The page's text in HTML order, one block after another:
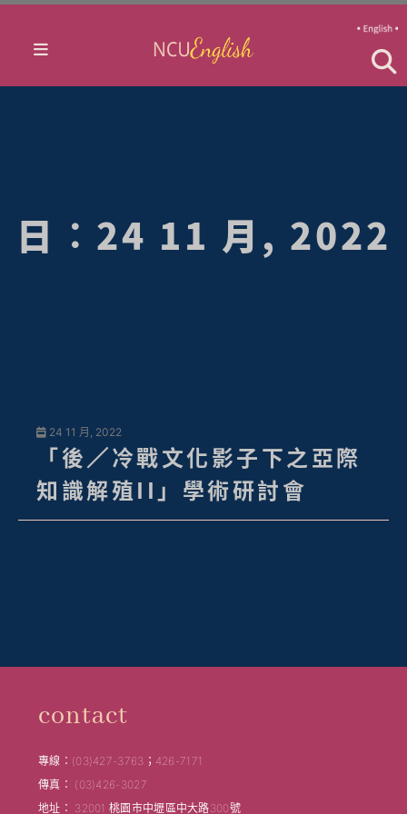
日：24 11 月, 2022
24 11 月, 2022
「後／冷戰文化影子下之亞際
知識解殖II」學術研討會
contact
專線：(03)427-3763；426-7171
傳真： (03)426-3027
地址： 32001 桃園市中壢區中大路300號